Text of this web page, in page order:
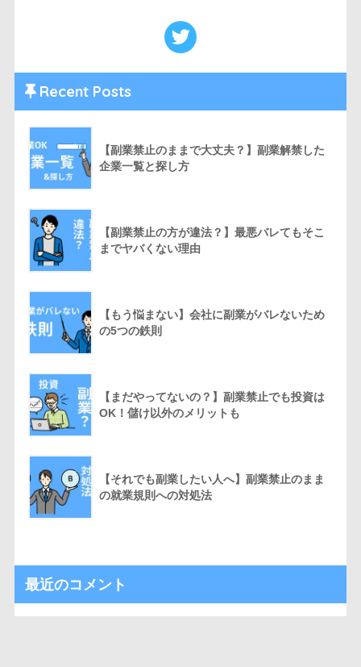
Recent Posts
【副業禁止のままで大丈夫？】副業解禁した
企業一覧と探し方
【副業禁止の方が違法？】最悪バレてもそこ
までヤバくない理由
【もう悩まない】会社に副業がバレないため
の5つの鉄則
【まだやってないの？】副業禁止でも投資は
OK！儲け以外のメリットも
【それでも副業したい人へ】副業禁止のまま
の就業規則への対処法
最近のコメント